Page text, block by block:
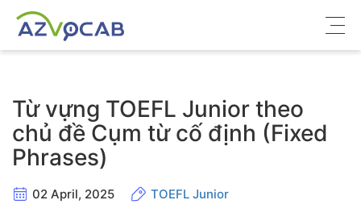
Từ vựng ôn thi
Tiếng Anh phổ thông
Tiếng Anh thông dụng
Từ vựng TOEFL Junior theo
chủ đề Cụm từ cố định (Fixed
Phrases)
02 April, 2025 TOEFL Junior